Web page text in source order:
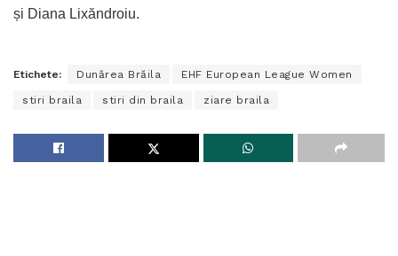
și Diana Lixăndroiu.
Etichete: Dunărea Brăila EHF European League Women
stiri braila stiri din braila ziare braila